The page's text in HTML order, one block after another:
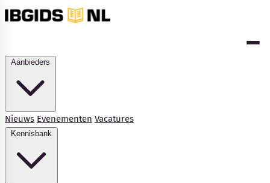
Nieuws Evenementen Vacatures